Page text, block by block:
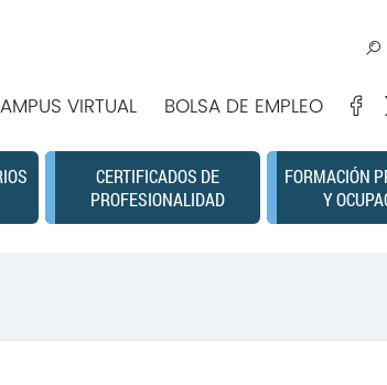
VIRTUAL BOLSA DE EMPLEO
CERTIFICADOS DE
PROFESIONALIDAD
FORMACIÓN
Y